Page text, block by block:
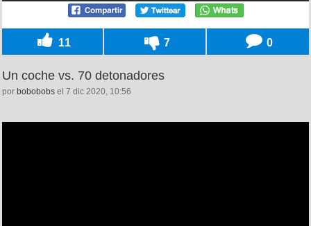
11 7 0
Un coche vs. 70 detonadores
por bobobobs el 7 dic 2020, 10:56